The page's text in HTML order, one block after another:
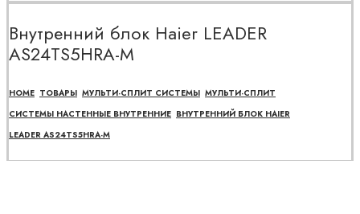
Внутренний блок Haier LEADER
AS24TS5HRA-M
HOME ТОВАРЫ МУЛЬТИ-СПЛИТ СИСТЕМЫ МУЛЬТИ-СПЛИТ
СИСТЕМЫ НАСТЕННЫЕ ВНУТРЕННИЕ ВНУТРЕННИЙ БЛОК HAIER
LEADER AS24TS5HRA-M